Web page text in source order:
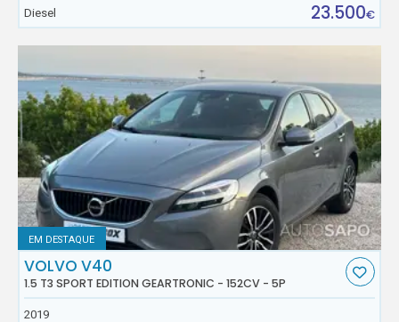
Diesel
23.500€
EM DESTAQUE
VOLVO V40
1.5 T3 SPORT EDITION GEARTRONIC - 152CV - 5P
2019